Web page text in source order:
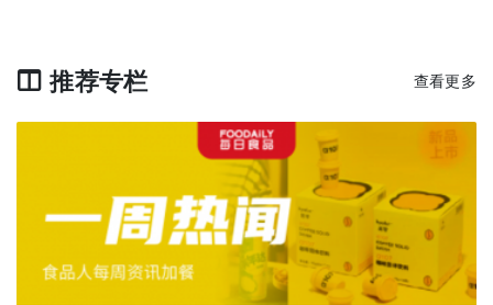
推荐专栏 查看更多